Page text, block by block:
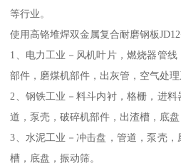
等行业。
使用高铬堆焊双金属复合耐磨钢板
1、电力工业－风机叶片，燃烧器管
部件，磨煤机部件，出灰管，空气处理
2、钢铁工业－料斗内衬，格栅，进
道，泵壳，破碎机部件，出渣槽，底盘
3、水泥工业－冲击盘，管道，泵壳
槽，底盘，振动筛。